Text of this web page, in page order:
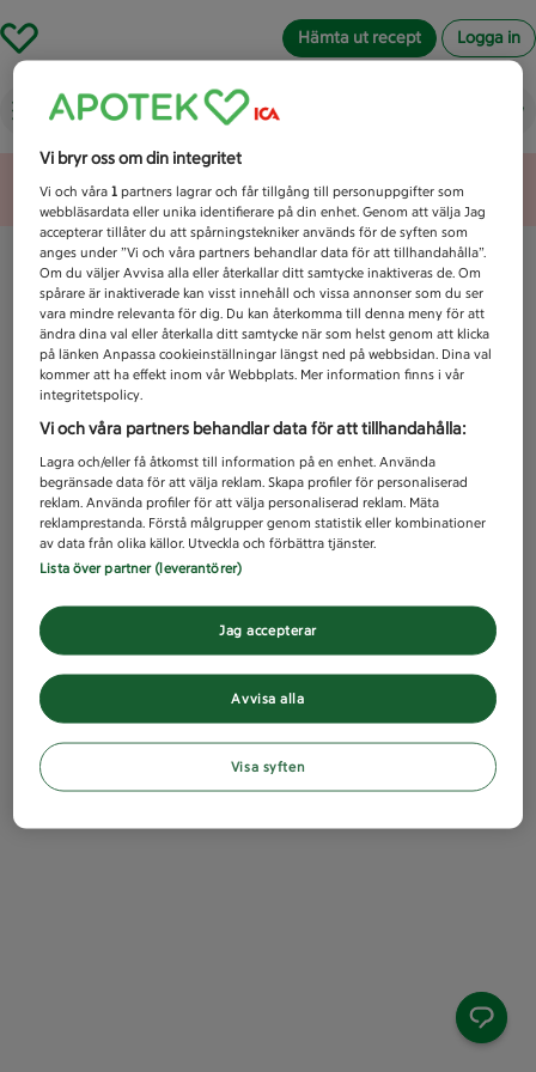
Hämta ut recept Logga in
Vad letar du efter idag?
Unknown error
Vi bryr oss om din integritet
Vi och våra1 partners lagrar och får tillgång till personuppgifter som
webbläsardata eller unika identifierare på din enhet. Genom att välja Jag
accepterar tillåter du att spårningstekniker används för de syften som
anges under ”Vi och våra partners behandlar data för att tillhandahålla”.
Om du väljer Avvisa alla eller återkallar ditt samtycke inaktiveras de. Om
spårare är inaktiverade kan visst innehåll och vissa annonser som du ser
vara mindre relevanta för dig. Du kan återkomma till denna meny för att
ändra dina val eller återkalla ditt samtycke när som helst genom att klicka
på länken Anpassa cookieinställningar längst ned på webbsidan. Dina val
kommer att ha effekt inom vår Webbplats. Mer information finns i vår
integritetspolicy.
Vi och våra partners behandlar data för att tillhandahålla:
Lagra och/eller få åtkomst till information på en enhet. Använda
begränsade data för att välja reklam. Skapa profiler för personaliserad
reklam. Använda profiler för att välja personaliserad reklam. Mäta
reklamprestanda. Förstå målgrupper genom statistik eller kombinationer
av data från olika källor. Utveckla och förbättra tjänster.
Lista över partner (leverantörer)
Avvisa alla
Jag accepterar
Visa syften